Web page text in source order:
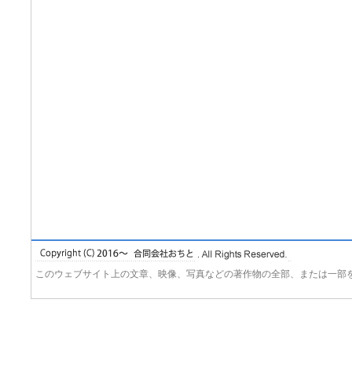
このウェブサイト上の文章、映像、写真などの著作物の全部、または一